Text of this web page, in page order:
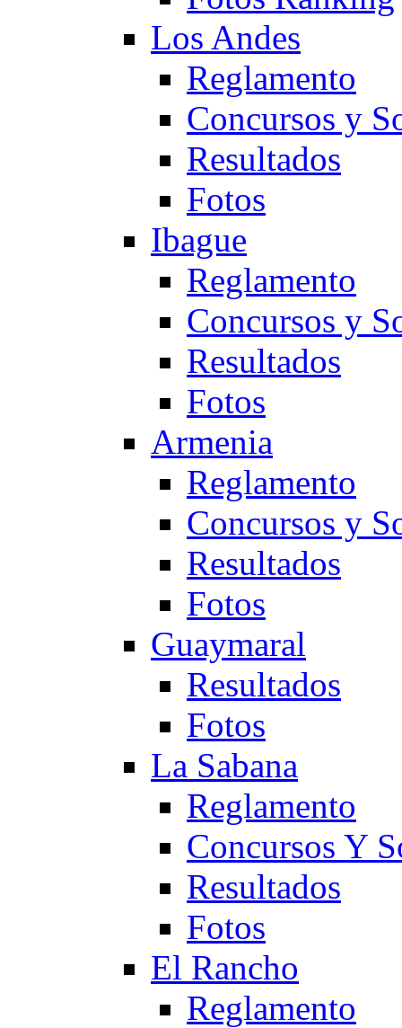
Los Andes
Reglamento
Concursos y
Resultados
Fotos
Ibague
Reglamento
Concursos y
Resultados
Fotos
Armenia
Reglamento
Concursos y
Resultados
Fotos
Guaymaral
Resultados
Fotos
La Sabana
Reglamento
Concursos Y
Resultados
Fotos
El Rancho
Reglamento